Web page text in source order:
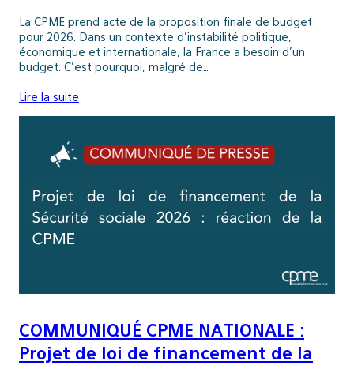
La CPME prend acte de la proposition finale de budget
pour 2026. Dans un contexte d’instabilité politique,
économique et internationale, la France a besoin d’un
budget. C’est pourquoi, malgré de…
Lire la suite
COMMUNIQUÉ CPME NATIONALE :
Projet de loi de financement de la